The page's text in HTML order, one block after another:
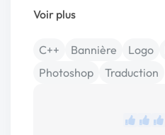
Voir plus
C++ Bannière Logo
Photoshop
Traduction